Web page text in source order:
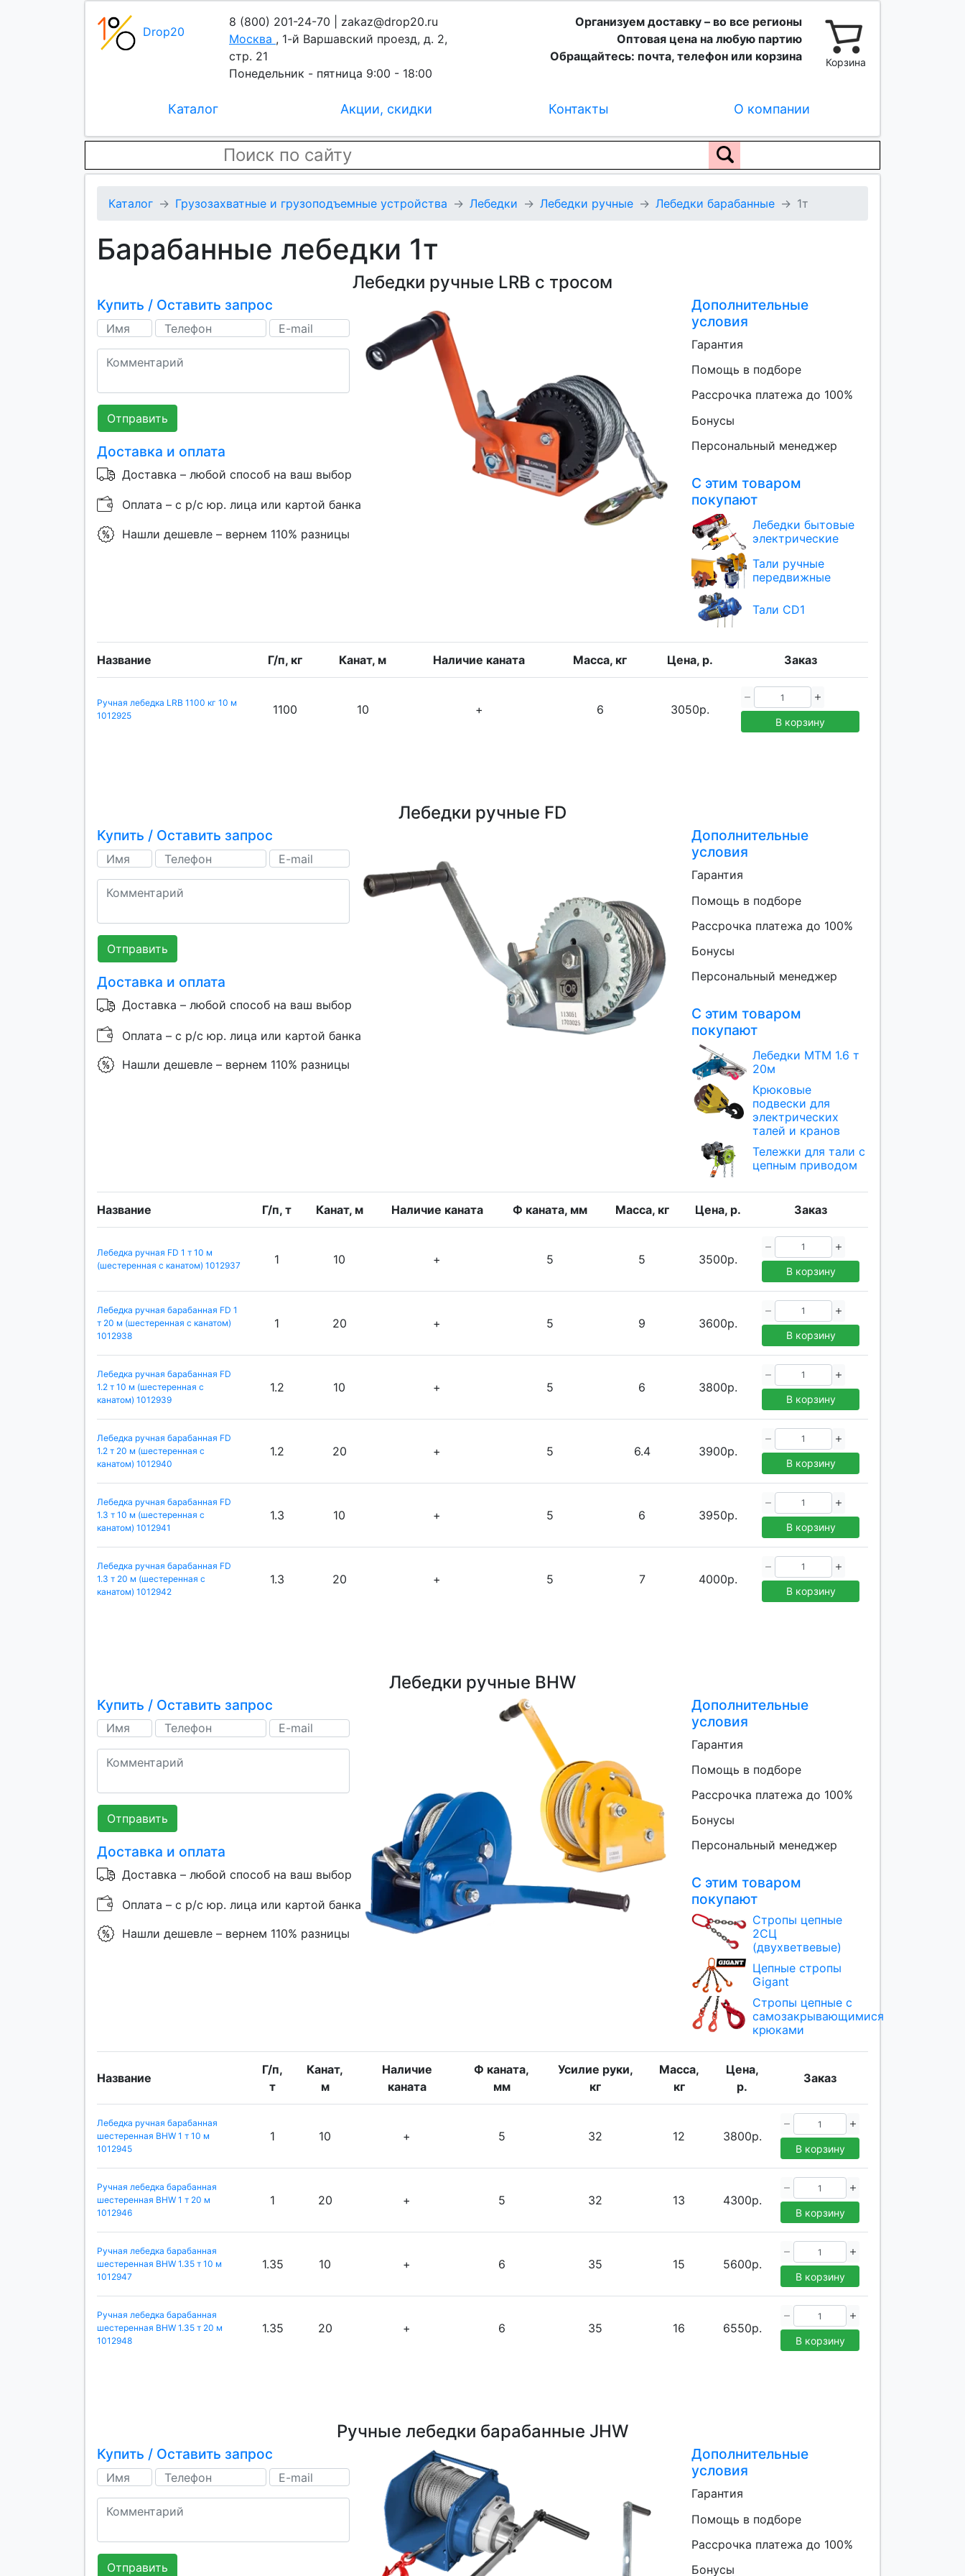
Drop20
8 (800) 201-24-70 | zakaz@drop20.ru
Москва , 1-й Варшавский проезд, д. 2,
стр. 21
Понедельник - пятница 9:00 - 18:00
Организуем доставку – во все регионы
Оптовая цена на любую партию
Обращайтесь: почта, телефон или корзина
Корзина
Каталог Акции, скидки Контакты О компании
Каталог Грузозахватные и грузоподъемные устройства Лебедки Лебедки ручные Лебедки барабанные 1т
Барабанные лебедки 1т
Лебедки ручные LRB с тросом
Купить / Оставить запрос
Отправить
Доставка и оплата
Доставка – любой способ на ваш выбор
Оплата – с р/с юр. лица или картой банка
Нашли дешевле – вернем 110% разницы
Дополнительные
условия
Гарантия
Помощь в подборе
Рассрочка платежа до 100%
Бонусы
Персональный менеджер
С этим товаром
покупают
Лебедки бытовые
электрические
Тали ручные
передвижные
Тали CD1
Название Г/п, кг Канат, м Наличие каната Масса, кг Цена, р. Заказ
Ручная лебедка LRB 1100 кг 10 м
1012925
1100 10 + 6 3050р.
В корзину
Лебедки ручные FD
Купить / Оставить запрос
Отправить
Доставка и оплата
Доставка – любой способ на ваш выбор
Оплата – с р/с юр. лица или картой банка
Нашли дешевле – вернем 110% разницы
Дополнительные
условия
Гарантия
Помощь в подборе
Рассрочка платежа до 100%
Бонусы
Персональный менеджер
С этим товаром
покупают
Лебедки МТМ 1.6 т
20м
Крюковые
подвески для
электрических
талей и кранов
Тележки для тали с
цепным приводом
Название Г/п, т Канат, м Наличие каната Ф каната, мм Масса, кг Цена, р. Заказ
Лебедка ручная FD 1 т 10 м
(шестеренная с канатом) 1012937
1 10 + 5 5 3500р.
В корзину
Лебедка ручная барабанная FD 1
т 20 м (шестеренная с канатом)
1012938
1 20 + 5 9 3600р.
В корзину
Лебедка ручная барабанная FD
1.2 т 10 м (шестеренная с
канатом) 1012939
1.2 10 + 5 6 3800р.
В корзину
Лебедка ручная барабанная FD
1.2 т 20 м (шестеренная с
канатом) 1012940
1.2 20 + 5 6.4 3900р.
В корзину
Лебедка ручная барабанная FD
1.3 т 10 м (шестеренная с
канатом) 1012941
1.3 10 + 5 6 3950р.
В корзину
Лебедка ручная барабанная FD
1.3 т 20 м (шестеренная с
канатом) 1012942
1.3 20 + 5 7 4000р.
В корзину
Лебедки ручные BHW
Купить / Оставить запрос
Отправить
Доставка и оплата
Доставка – любой способ на ваш выбор
Оплата – с р/с юр. лица или картой банка
Нашли дешевле – вернем 110% разницы
Дополнительные
условия
Гарантия
Помощь в подборе
Рассрочка платежа до 100%
Бонусы
Персональный менеджер
С этим товаром
покупают
Стропы цепные
2СЦ
(двухветвевые)
Цепные стропы
Gigant
Стропы цепные с
самозакрывающимися
крюками
Название
Г/п,
т
Канат,
м
Наличие
каната
Ф каната,
мм
Усилие руки,
кг
Масса,
кг
Цена,
р.
Заказ
Лебедка ручная барабанная
шестеренная BHW 1 т 10 м
1012945
1 10 + 5 32 12 3800р.
В корзину
Ручная лебедка барабанная
шестеренная BHW 1 т 20 м
1012946
1 20 + 5 32 13 4300р.
В корзину
Ручная лебедка барабанная
шестеренная BHW 1.35 т 10 м
1012947
1.35 10 + 6 35 15 5600р.
В корзину
Ручная лебедка барабанная
шестеренная BHW 1.35 т 20 м
1012948
1.35 20 + 6 35 16 6550р.
В корзину
Ручные лебедки барабанные JHW
Купить / Оставить запрос
Отправить
Дополнительные
условия
Гарантия
Помощь в подборе
Рассрочка платежа до 100%
Бонусы